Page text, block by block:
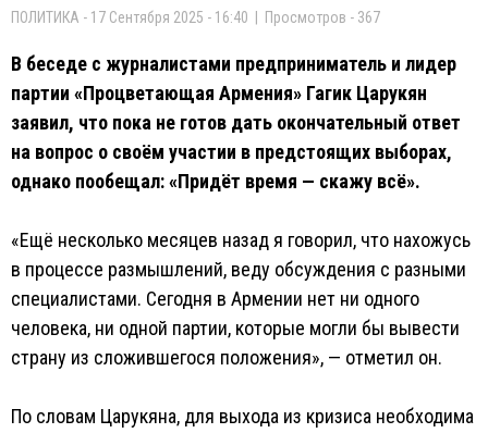
ПОЛИТИКА - 17 Сентября 2025 - 16:40 | Просмотров - 367
В беседе с журналистами предприниматель и лидер
партии «Процветающая Армения» Гагик Царукян
заявил, что пока не готов дать окончательный ответ
на вопрос о своём участии в предстоящих выборах,
однако пообещал: «Придёт время — скажу всё».
«Ещё несколько месяцев назад я говорил, что нахожусь
в процессе размышлений, веду обсуждения с разными
специалистами. Сегодня в Армении нет ни одного
человека, ни одной партии, которые могли бы вывести
страну из сложившегося положения», — отметил он.
По словам Царукяна, для выхода из кризиса необходима